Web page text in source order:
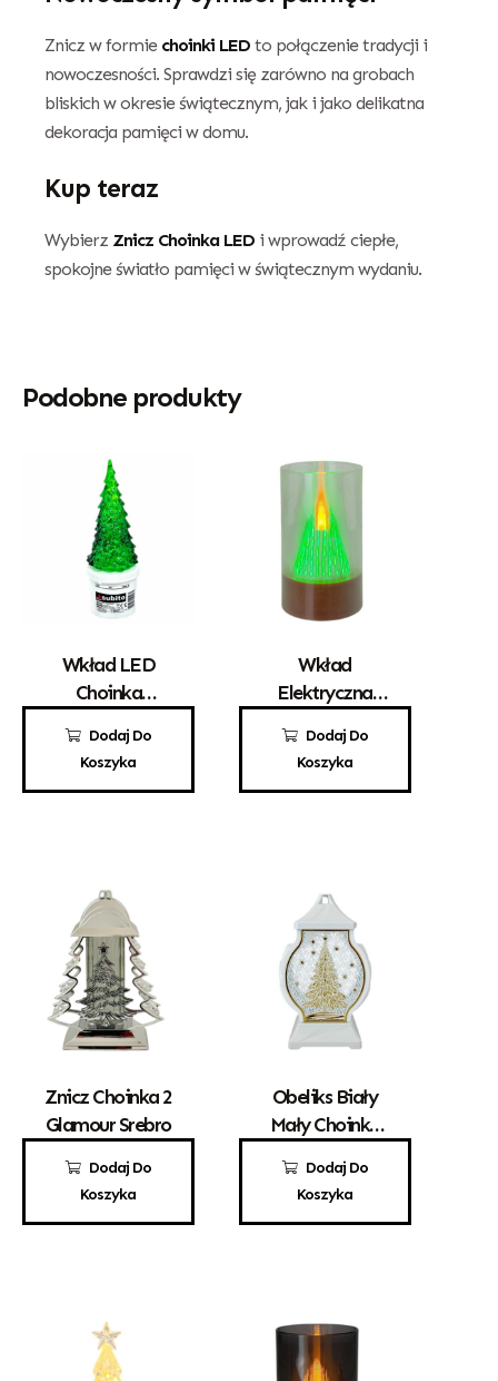
Znicz w formie choinki LED to połączenie tradycji i
nowoczesności. Sprawdzi się zarówno na grobach
bliskich w okresie świątecznym, jak i jako delikatna
dekoracja pamięci w domu.
Kup teraz
Wybierz Znicz Choinka LED i wprowadź ciepłe,
spokojne światło pamięci w świątecznym wydaniu.
Podobne produkty
Dodaj Do
Koszyka
Wkład LED
Choinka
12,00 zł
Dodaj Do
Koszyka
Wkład
Elektryczna
LED 145
25,00 zł
Dodaj Do
Koszyka
Znicz Choinka 2
Glamour Srebro
80,00 zł
Dodaj Do
Koszyka
Obeliks Biały
Mały Choinka
55,00 zł